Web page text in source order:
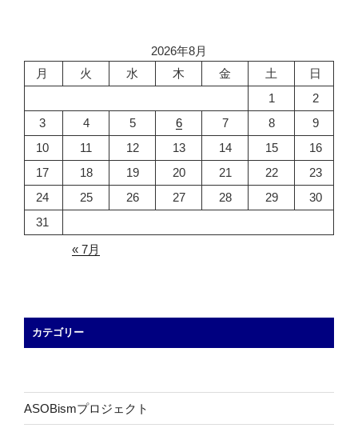
2026年8月
月
火 水 木 金 土
日
1
2
3
4 5 6 7 8
9
10
11 12 13 14 15
16
17
18 19 20 21 22
23
24
25 26 27 28 29
30
31
« 7月
カテゴリー
ASOBismプロジェクト